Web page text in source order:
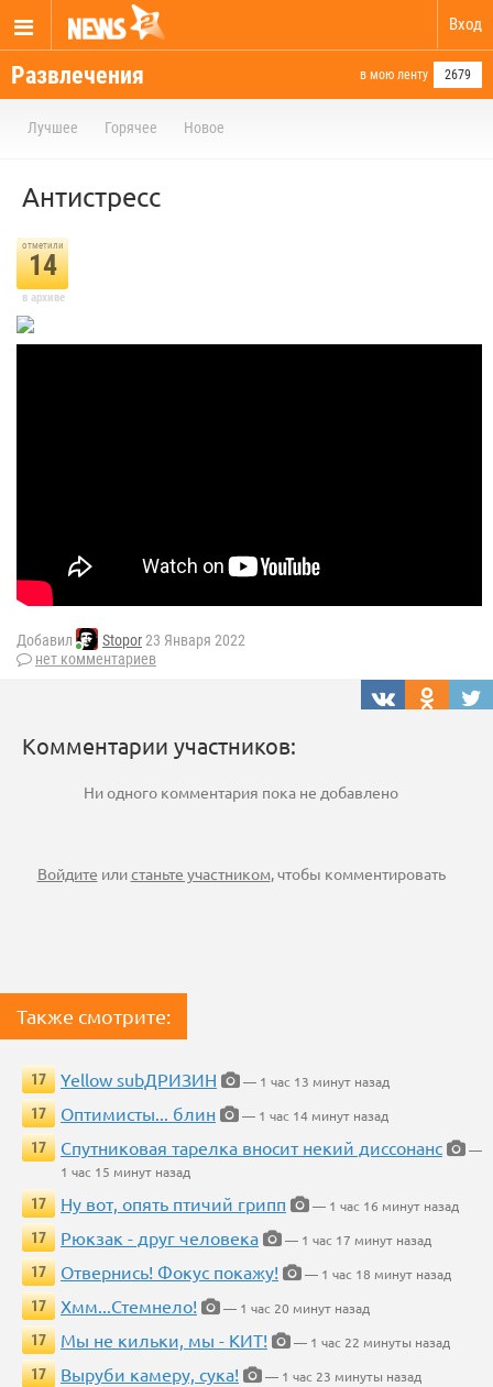
Вход
Развлечения в мою ленту 2679
Лучшее Горячее Новое
Антистресс
отметили
14
в архиве
Добавил Stopor23 Января 2022
нет комментариев
Комментарии участников:
Ни одного комментария пока не добавлено
Войдите илистаньте участником, чтобы комментировать
Также смотрите:
17 Yellow subДРИЗИН
— 1 час 13 минут назад
17
Оптимисты... блин
— 1 час 14 минут назад
17
Спутниковая тарелка вносит некий диссонанс
—
1 час 15 минут назад
17
Ну вот, опять птичий грипп
— 1 час 16 минут назад
17
Рюкзак - друг человека
— 1 час 17 минут назад
17
Отвернись! Фокус покажу!
— 1 час 18 минут назад
17
Хмм...Стемнело!
— 1 час 20 минут назад
17
Мы не кильки, мы - КИТ!
— 1 час 22 минуты назад
17
Выруби камеру, сука!
— 1 час 23 минуты назад